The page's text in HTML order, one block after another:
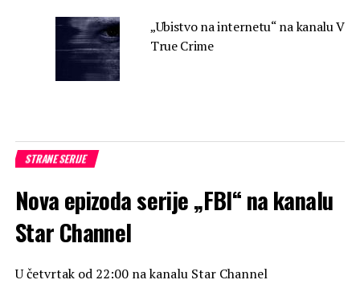
„Ubistvo na internetu“ na kanalu
True Crime
STRANE SERIJE
Nova epizoda serije „FBI“ na kanalu
Star Channel
U četvrtak od 22:00 na kanalu Star Channel